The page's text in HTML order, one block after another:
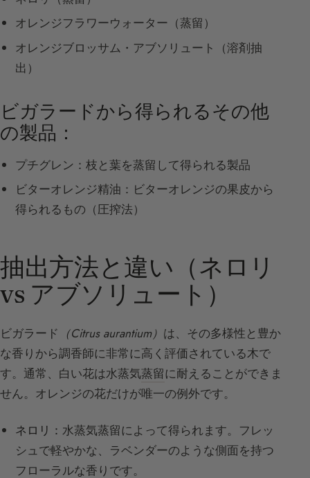
オレンジフラワーウォーター（蒸留）
オレンジブロッサム・アブソリュート（溶剤抽
出）
ビガラードから得られるその他
の製品：
プチグレン：枝と葉を蒸留して得られる製品
ビターオレンジ精油：ビターオレンジの果皮から
得られるもの（圧搾法）
抽出方法と違い（ネロリ
vs アブソリュート）
ビガラード （Citrus aurantium） は、その多様性と豊か
な香りから調香師に非常に高く評価されている木で
す。通常、白い花は水蒸気蒸留に耐えることができま
せん。オレンジの花だけが唯一の例外です。
ネロリ：水蒸気蒸留によって得られます。フレッ
シュで軽やかな、ラベンダーのような側面を持つ
フローラルな香りです。